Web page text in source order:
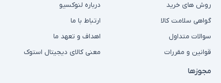
روش های خرید
گواهی سلامت کالا
سوالات متداول
قوانین و مقررات
درباره لنوکسیو
ارتباط با ما
اهداف و تعهد ما
معنی کالای دیجیتال استوک
مجوزها